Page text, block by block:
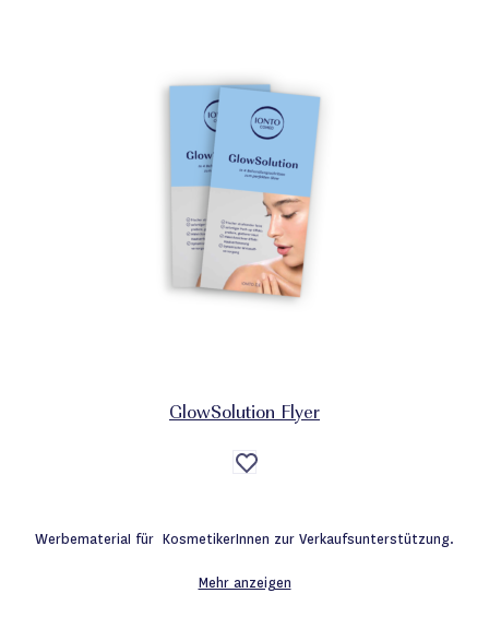
GlowSolution Flyer
Auf
die
WerbemateriaI für KosmetikerInnen zur Verkaufsunterstützung.
Mehr anzeigen